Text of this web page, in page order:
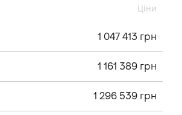
Ціни
1 047 413 грн
1 161 389 грн
1 296 539 грн